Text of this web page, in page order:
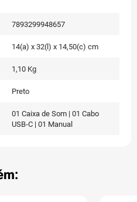
7893299948657
14(a) x 32(l) x 14,50(c) cm
1,10 Kg
Preto
01 Caixa de Som | 01 Cabo
USB-C | 01 Manual